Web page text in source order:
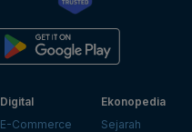
Digital
E-Commerce
Ekonopedia
Sejarah